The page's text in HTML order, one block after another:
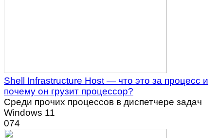
Shell Infrastructure Host — что это за процесс и
почему он грузит процессор?
Среди прочих процессов в диспетчере задач
Windows 11
074